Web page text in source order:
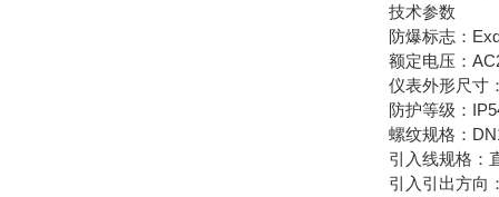
技术参数
防爆标志：
额定电压：
仪表外形尺寸
防护等级：
螺纹规格：
引入线规格：直
引入引出方向：